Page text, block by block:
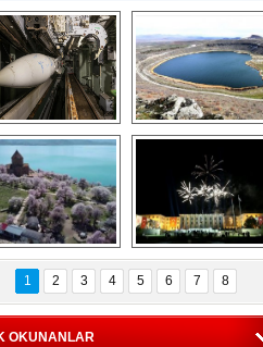
Askeri gemi
terk
gemilerin
etkileyici
görüntüleri
Kapadokya'nın
ilkbaharda bir başka
güzel
kalan
Akdamar Adası
çiçekleri ile
bir güzellik
Haftanın
fotoğrafları
1 2 3 4 5 6 7 8
OKUNANLAR